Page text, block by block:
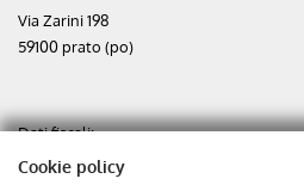
Via Zarini 198
59100 prato (po)
Dati fiscali:
Aste automobili srl
Cookie policy